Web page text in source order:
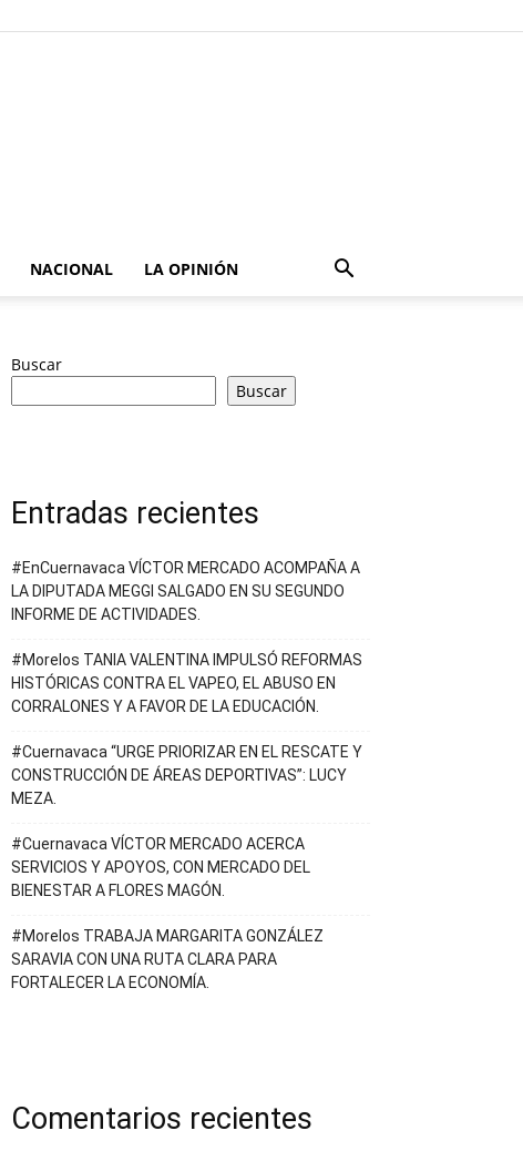
NACIONAL LA OPINIÓN
Buscar
Buscar
Entradas recientes
#EnCuernavaca VÍCTOR MERCADO ACOMPAÑA A
LA DIPUTADA MEGGI SALGADO EN SU SEGUNDO
INFORME DE ACTIVIDADES.
#Morelos TANIA VALENTINA IMPULSÓ REFORMAS
HISTÓRICAS CONTRA EL VAPEO, EL ABUSO EN
CORRALONES Y A FAVOR DE LA EDUCACIÓN.
#Cuernavaca “URGE PRIORIZAR EN EL RESCATE Y
CONSTRUCCIÓN DE ÁREAS DEPORTIVAS”: LUCY
MEZA.
#Cuernavaca VÍCTOR MERCADO ACERCA
SERVICIOS Y APOYOS, CON MERCADO DEL
BIENESTAR A FLORES MAGÓN.
#Morelos TRABAJA MARGARITA GONZÁLEZ
SARAVIA CON UNA RUTA CLARA PARA
FORTALECER LA ECONOMÍA.
Comentarios recientes